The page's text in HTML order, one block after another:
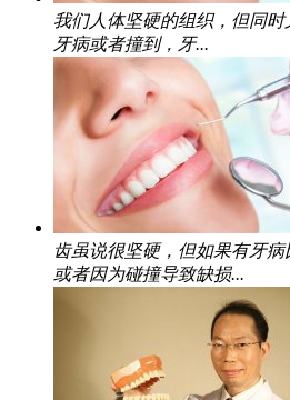
我们人体坚硬的组织，但同
牙病或者撞到，牙...
齿虽说很坚硬，但如果有牙病
或者因为碰撞导致缺损...